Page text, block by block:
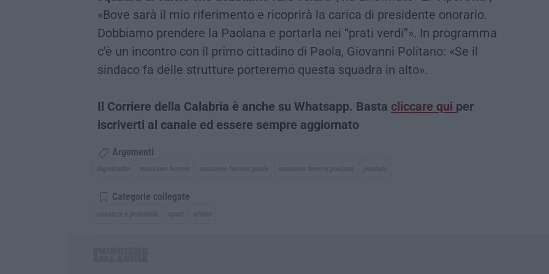
«Bove sarà il mio riferimento e ricoprirà la carica di presidente onorario.
Dobbiamo prendere la Paolana e portarla nei “prati verdi”». In programma
c’è un incontro con il primo cittadino di Paola, Giovanni Politano: «Se il
sindaco fa delle strutture porteremo questa squadra in alto».
Il Corriere della Calabria è anche su Whatsapp. Basta cliccare qui per
iscriverti al canale ed essere sempre aggiornato
Argomenti
Categorie collegate